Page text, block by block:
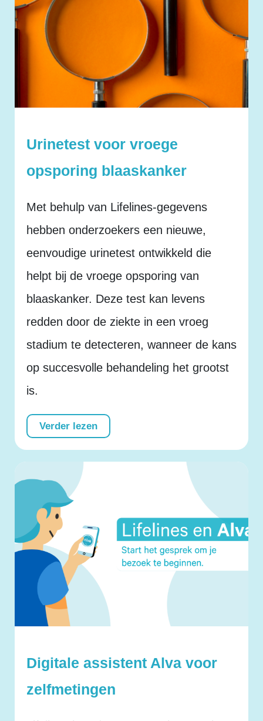
Urinetest voor vroege
opsporing blaaskanker
Met behulp van Lifelines-gegevens
hebben onderzoekers een nieuwe,
eenvoudige urinetest ontwikkeld die
helpt bij de vroege opsporing van
blaaskanker. Deze test kan levens
redden door de ziekte in een vroeg
stadium te detecteren, wanneer de kans
op succesvolle behandeling het grootst
is.
Verder lezen
Digitale assistent Alva voor
zelfmetingen